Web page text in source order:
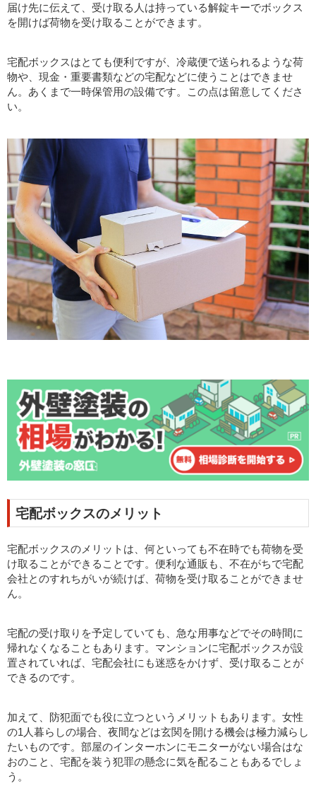
届け先に伝えて、受け取る人は持っている解錠キーでボックス
を開けば荷物を受け取ることができます。
宅配ボックスはとても便利ですが、冷蔵便で送られるような荷
物や、現金・重要書類などの宅配などに使うことはできませ
ん。あくまで一時保管用の設備です。この点は留意してくださ
い。
宅配ボックスのメリット
宅配ボックスのメリットは、何といっても不在時でも荷物を受
け取ることができることです。便利な通販も、不在がちで宅配
会社とのすれちがいが続けば、荷物を受け取ることができませ
ん。
宅配の受け取りを予定していても、急な用事などでその時間に
帰れなくなることもあります。マンションに宅配ボックスが設
置されていれば、宅配会社にも迷惑をかけず、受け取ることが
できるのです。
加えて、防犯面でも役に立つというメリットもあります。女性
の1人暮らしの場合、夜間などは玄関を開ける機会は極力減らし
たいものです。部屋のインターホンにモニターがない場合はな
おのこと、宅配を装う犯罪の懸念に気を配ることもあるでしょ
う。